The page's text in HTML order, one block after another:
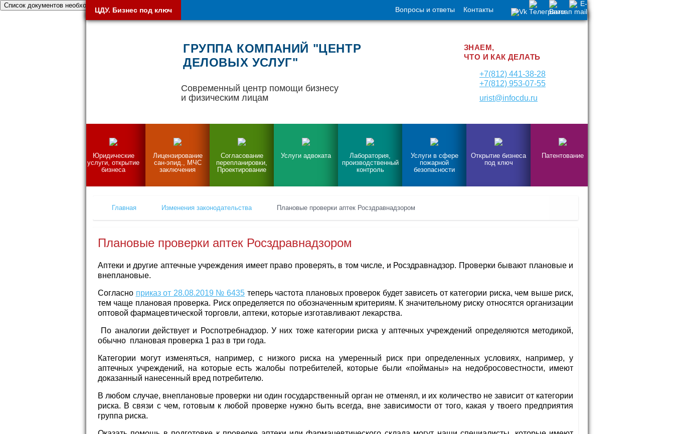
Список документов необходимых при открытии бизнеса
ЦДУ. Бизнес под ключ Вопросы и ответы Контакты
ГРУППА КОМПАНИЙ "ЦЕНТР
ДЕЛОВЫХ УСЛУГ"
Современный центр помощи бизнесу
и физическим лицам
ЗНАЕМ,
ЧТО И КАК ДЕЛАТЬ
+7(812) 441-38-28
+7(812) 953-07-55
urist@infocdu.ru
Юридические
услуги, открытие
бизнеса
Лицензирование
сан-эпид., МЧС
заключения
Согласование
перепланировки,
Проектирование
Услуги адвоката
Лаборатория,
производственный
контроль
Услуги в сфере
пожарной
безопасности
Открытие бизнеса
под ключ
Патентование
Главная Изменения законодательства Плановые проверки аптек Росздравнадзором
Плановые проверки аптек Росздравнадзором
Аптеки и другие аптечные учреждения имеет право проверять, в том числе, и Росздравнадзор. Проверки бывают плановые и
внеплановые.
Согласно приказ от 28.08.2019 № 6435 теперь частота плановых проверок будет зависеть от категории риска, чем выше риск,
тем чаще плановая проверка. Риск определяется по обозначенным критериям. К значительному риску относятся организации
оптовой фармацевтической торговли, аптеки, которые изготавливают лекарства.
По аналогии действует и Роспотребнадзор. У них тоже категории риска у аптечных учреждений определяются методикой,
обычно плановая проверка 1 раз в три года.
Категории могут изменяться, например, с низкого риска на умеренный риск при определенных условиях, например, у
аптечных учреждений, на которые есть жалобы потребителей, которые были «пойманы» на недобросовестности, имеют
доказанный нанесенный вред потребителю.
В любом случае, внеплановые проверки ни один государственный орган не отменял, и их количество не зависит от категории
риска. В связи с чем, готовым к любой проверке нужно быть всегда, вне зависимости от того, какая у твоего предприятия
группа риска.